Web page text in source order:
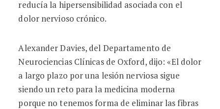
reducía la hipersensibilidad asociada con el
dolor nervioso crónico.
Alexander Davies, del Departamento de
Neurociencias Clínicas de Oxford, dijo: «El dolor
a largo plazo por una lesión nerviosa sigue
siendo un reto para la medicina moderna
porque no tenemos forma de eliminar las fibras